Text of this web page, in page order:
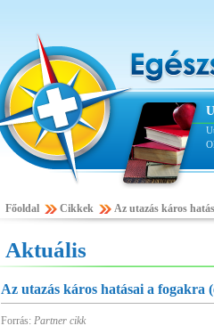
Főoldal Cikkek Az utazás káros
Aktuális
Az utazás káros hatásai a fogakra
Forrás: Partner cikk